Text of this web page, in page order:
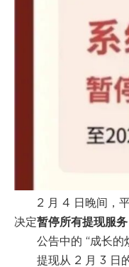
2 月 4 日晚间，
决定暂停所有提现服
公告中的 “成长的
提现从 2 月 3 日